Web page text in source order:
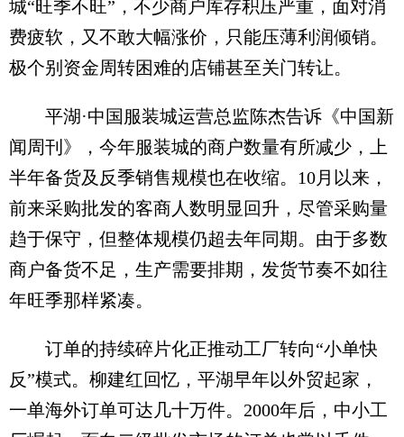
城“旺季不旺”，不少商户库存积压严重，面对消
费疲软，又不敢大幅涨价，只能压薄利润倾销。
极个别资金周转困难的店铺甚至关门转让。
平湖·中国服装城运营总监陈杰告诉《中国新
闻周刊》，今年服装城的商户数量有所减少，上
半年备货及反季销售规模也在收缩。10月以来，
前来采购批发的客商人数明显回升，尽管采购量
趋于保守，但整体规模仍超去年同期。由于多数
商户备货不足，生产需要排期，发货节奏不如往
年旺季那样紧凑。
订单的持续碎片化正推动工厂转向“小单快
反”模式。柳建红回忆，平湖早年以外贸起家，
一单海外订单可达几十万件。2000年后，中小工